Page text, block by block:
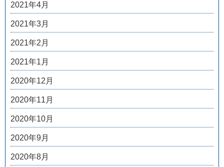
2021年4月
2021年3月
2021年2月
2021年1月
2020年12月
2020年11月
2020年10月
2020年9月
2020年8月